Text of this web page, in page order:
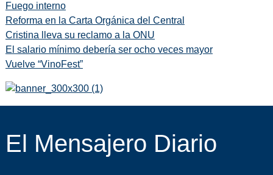
Fuego interno
Reforma en la Carta Orgánica del Central
Cristina lleva su reclamo a la ONU
El salario mínimo debería ser ocho veces mayor
Vuelve “VinoFest”
El Mensajero Diario